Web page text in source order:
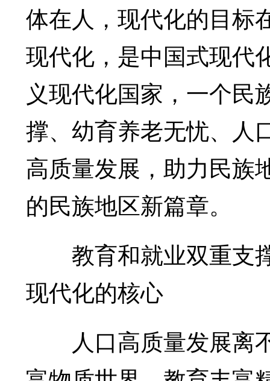
体在人，现代化的目标
现代化，是中国式现代
义现代化国家，一个民
撑、幼育养老无忧、人
高质量发展，助力民族
的民族地区新篇章。
教育和就业双重支
现代化的核心
人口高质量发展离